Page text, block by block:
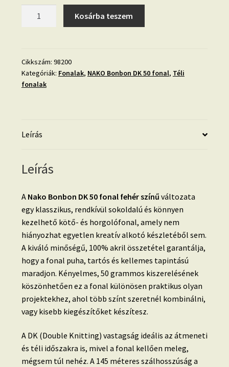
50
fonal
fehér-
Kosárba teszem
Cikkszám: 98200
Kategóriák: Fonalak, NAKO Bonbon DK 50 fonal, Téli
fonalak
Leírás
Leírás
A Nako Bonbon DK 50 fonal fehér színű változata
egy klasszikus, rendkívül sokoldalú és könnyen
kezelhető kötő- és horgolófonal, amely nem
hiányozhat egyetlen kreatív alkotó készletéből sem.
A kiváló minőségű, 100% akril összetétel garantálja,
hogy a fonal puha, tartós és kellemes tapintású
maradjon. Kényelmes, 50 grammos kiszerelésének
köszönhetően ez a fonal különösen praktikus olyan
projektekhez, ahol több színt szeretnél kombinálni,
vagy kisebb kiegészítőket készítesz.
A DK (Double Knitting) vastagság ideális az átmeneti
és téli időszakra is, mivel a fonal kellően meleg,
mégsem túl nehéz. A 145 méteres szálhosszúság a